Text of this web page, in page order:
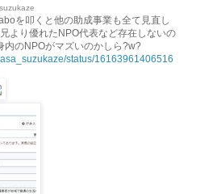
を叩くと他の助成事業も全て見直し
より優れたNPO代表など存在しないの
のNPOがマズいのかしら?w?
status/16163961406516